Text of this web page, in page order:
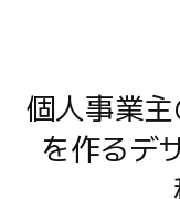
ン
個人事業
を作るデ